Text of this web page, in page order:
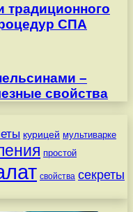
традиционного
СПА
–
свойства
курицей мультиварке
простой
свойства секреты